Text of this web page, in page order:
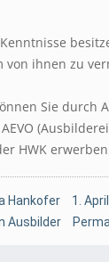
von ihnen zu
Sie durch
HWK
Hankofer
1.
Ausbilder